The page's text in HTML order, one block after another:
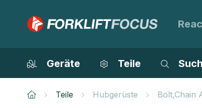
Geräte Teile
Teile Hubgerüste Bolt,Chain